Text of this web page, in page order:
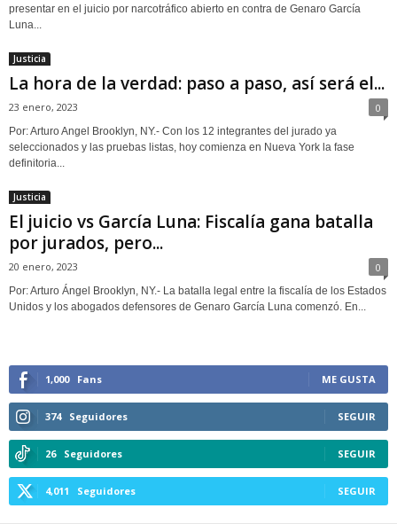
presentar en el juicio por narcotráfico abierto en contra de Genaro García
Luna...
Justicia
La hora de la verdad: paso a paso, así será el...
23 enero, 2023 0
Por: Arturo Angel Brooklyn, NY.- Con los 12 integrantes del jurado ya
seleccionados y las pruebas listas, hoy comienza en Nueva York la fase
definitoria...
Justicia
El juicio vs García Luna: Fiscalía gana batalla
por jurados, pero...
20 enero, 2023 0
Por: Arturo Ángel Brooklyn, NY.- La batalla legal entre la fiscalía de los Estados
Unidos y los abogados defensores de Genaro García Luna comenzó. En...
1,000 Fans ME GUSTA
374 Seguidores SEGUIR
26 Seguidores SEGUIR
4,011 Seguidores SEGUIR